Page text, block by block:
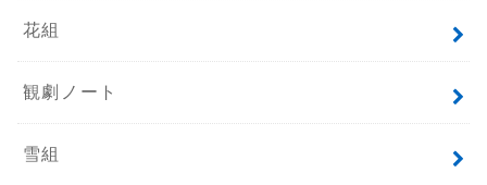
花組
観劇ノート
雪組